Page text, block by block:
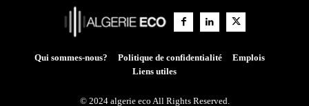
Qui sommes-nous? Politique de confidentialité
Emplois
Liens utiles
© 2024 algerie eco All Rights Reserved.